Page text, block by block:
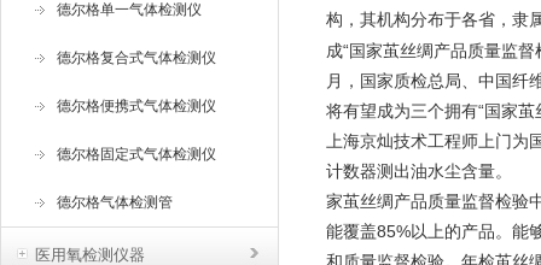
德尔格单一气体检测仪
德尔格复合式气体检测仪
德尔格便携式气体检测仪
德尔格固定式气体检测仪
德尔格气体检测管
医用氧检测仪器
构，其机构分布于各省，隶
成“国家茧丝绸产品质量监
月，国家质检总局、中国纤
将有望成为三个拥有“国家
上海京灿技术工程师上门
计数器测出油水尘含量。
家茧丝绸产品质量监督检验
能覆盖85%以上的产品。能